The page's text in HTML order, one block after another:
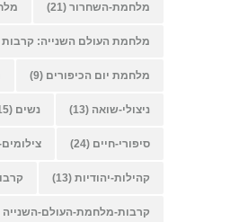
מלחמת-השחרור (21)
מלחמת העולם השנייה: קרבות
מלחמת יום הכיפורים (9)
ניצולי-שואה (13) נשים (15)
סיפורי-חיים (24)
קהילות-יהודיות (13)
קרבות-מלחמת-העולם-השנייה